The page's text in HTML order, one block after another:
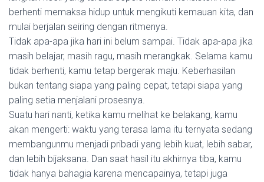
berhenti memaksa hidup untuk mengikuti kemauan kita, dan
mulai berjalan seiring dengan ritmenya.
Tidak apa-apa jika hari ini belum sampai. Tidak apa-apa jika
masih belajar, masih ragu, masih merangkak. Selama kamu
tidak berhenti, kamu tetap bergerak maju. Keberhasilan
bukan tentang siapa yang paling cepat, tetapi siapa yang
paling setia menjalani prosesnya.
Suatu hari nanti, ketika kamu melihat ke belakang, kamu
akan mengerti: waktu yang terasa lama itu ternyata sedang
membangunmu menjadi pribadi yang lebih kuat, lebih sabar,
dan lebih bijaksana. Dan saat hasil itu akhirnya tiba, kamu
tidak hanya bahagia karena mencapainya, tetapi juga